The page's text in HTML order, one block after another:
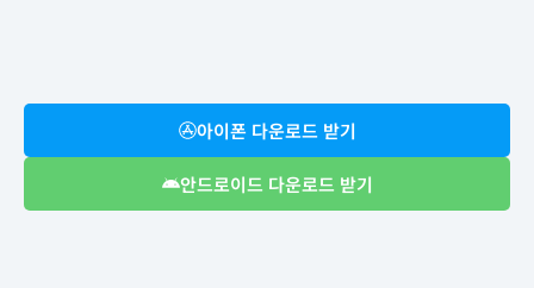
아이폰 다운로드 받기
안드로이드 다운로드 받기